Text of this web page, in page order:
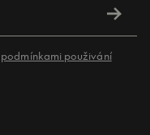
podmínkami použivání